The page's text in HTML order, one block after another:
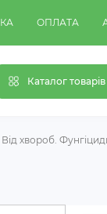
ОПЛАТА
Каталог товарів
Від хвороб.